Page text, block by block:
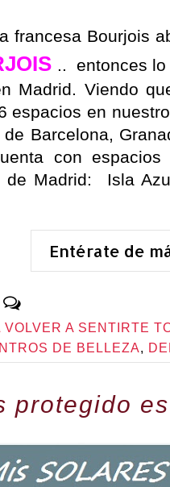
francesa Bourjois
.. entonces lo
Madrid. Viendo
espacios en
Barcelona,
con
de Madrid: Isla
Entérate de
VOLVER A SENTIRTE
DE BELLEZA,
protegido